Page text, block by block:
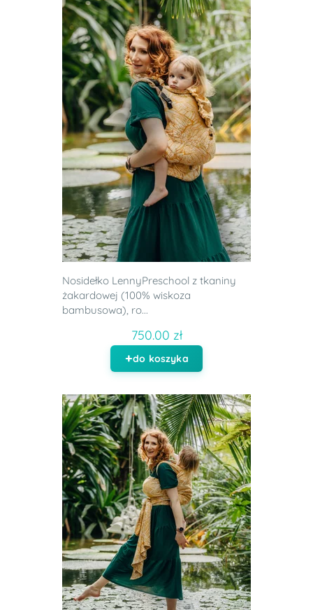
Nosidełko LennyPreschool z tkaniny
żakardowej (100% wiskoza
bambusowa), ro...
750.00 zł
do koszyka